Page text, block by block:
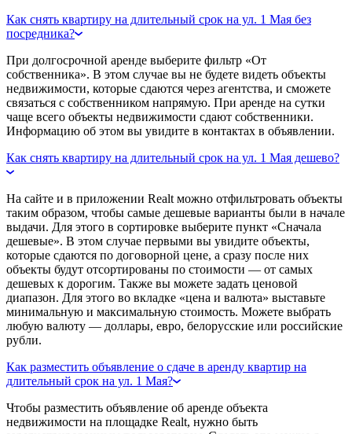
Как снять квартиру на длительный срок на ул. 1 Мая без
посредника?
При долгосрочной аренде выберите фильтр «От
собственника». В этом случае вы не будете видеть объекты
недвижимости, которые сдаются через агентства, и сможете
связаться с собственником напрямую. При аренде на сутки
чаще всего объекты недвижимости сдают собственники.
Информацию об этом вы увидите в контактах в объявлении.
Как снять квартиру на длительный срок на ул. 1 Мая дешево?
На сайте и в приложении Realt можно отфильтровать объекты
таким образом, чтобы самые дешевые варианты были в начале
выдачи. Для этого в сортировке выберите пункт «Сначала
дешевые». В этом случае первыми вы увидите объекты,
которые сдаются по договорной цене, а сразу после них
объекты будут отсортированы по стоимости — от самых
дешевых к дорогим. Также вы можете задать ценовой
диапазон. Для этого во вкладке «цена и валюта» выставьте
минимальную и максимальную стоимость. Можете выбрать
любую валюту — доллары, евро, белорусские или российские
рубли.
Как разместить объявление о сдаче в аренду квартир на
длительный срок на ул. 1 Мая?
Чтобы разместить объявление об аренде объекта
недвижимости на площадке Realt, нужно быть